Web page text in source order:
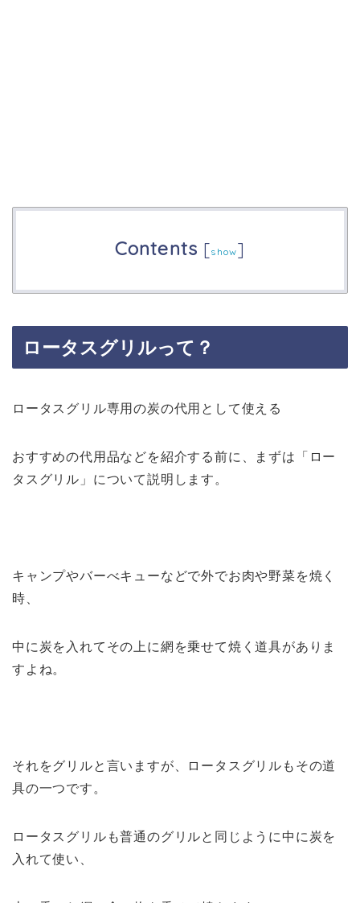
Contents [show]
ロータスグリルって？
ロータスグリル専用の炭の代用として使える
おすすめの代用品などを紹介する前に、まずは「ロー
タスグリル」について説明します。
キャンプやバーべキューなどで外でお肉や野菜を焼く
時、
中に炭を入れてその上に網を乗せて焼く道具がありま
すよね。
それをグリルと言いますが、ロータスグリルもその道
具の一つです。
ロータスグリルも普通のグリルと同じように中に炭を
入れて使い、